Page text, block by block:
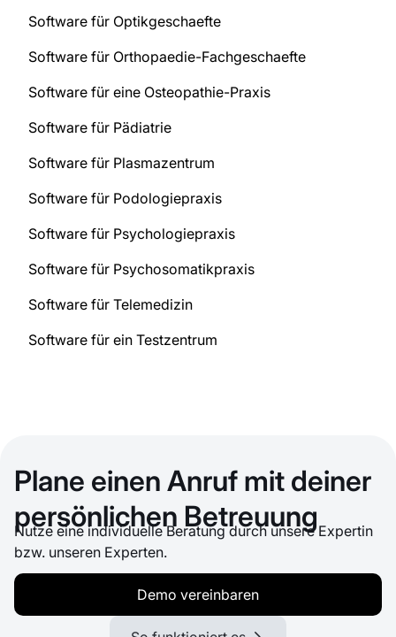
Software für Optikgeschaefte
Software für Orthopaedie-Fachgeschaefte
Software für eine Osteopathie-Praxis
Software für Pädiatrie
Software für Plasmazentrum
Software für Podologiepraxis
Software für Psychologiepraxis
Software für Psychosomatikpraxis
Software für Telemedizin
Software für ein Testzentrum
Plane einen Anruf mit deiner
persönlichen Betreuung
Nutze eine individuelle Beratung durch unsere Expertin
bzw. unseren Experten.
Demo vereinbaren